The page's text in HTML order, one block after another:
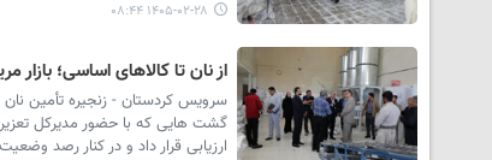
۱۴۰۵-۰۲-۲۸ ۰۸:۴۴
از نان تا کالاهای اساسی؛
سرویس کردستان - زنجیره تأمین
گشت هایی که با حضور مدیرکل
ارزیابی قرار داد و در کنار رصد